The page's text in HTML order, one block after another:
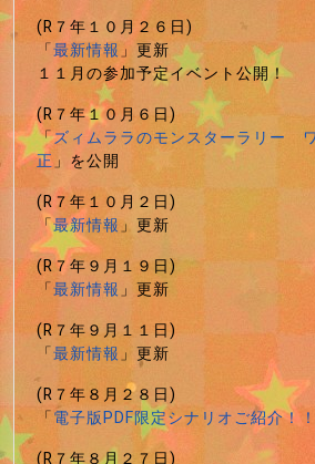
(R７年１０月２６日)
「最新情報」更新
１１月の参加予定イベント公開！
(R７年１０月６日)
「ズィムララのモンスターラリー
正」を公開
(R７年１０月２日)
「最新情報」更新
(R７年９月１９日)
「最新情報」更新
(R７年９月１１日)
「最新情報」更新
(R７年８月２８日)
「電子版PDF限定シナリオご紹介！！